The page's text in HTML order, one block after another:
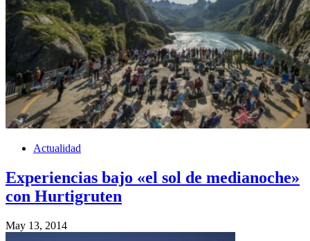
Actualidad
Experiencias bajo «el sol de medianoche»
con Hurtigruten
May 13, 2014